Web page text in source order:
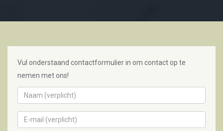
Vul onderstaand contactformulier in om contact op te
nemen met ons!